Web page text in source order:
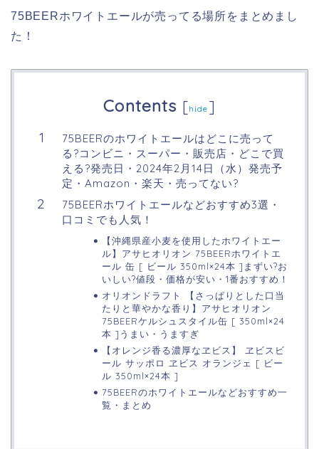
75BEERホワイトエールが売ってる場所をまとめまし
た！
Contents [hide ]
75BEERのホワイトエールはどこに売って
る?コンビニ・スーパー・販売店・どこで買
える?発売日・2024年2月14日（水）発売予
定・Amazon・楽天・売ってない?
75BEERホワイトエールなどおすすめ3選・
口コミでも人気！
【沖縄県産小麦を使用したホワイトエー
ル】アサヒオリオン 75BEERホワイトエ
ール 缶 [ ビール 350ml×24本 ]まずい?お
いしい?値段・価格が安い・1番おすすめ！
オリオンドラフト 【さっぱりとした口当
たりと華やかな香り】アサヒオリオン
75BEERケルシュスタイル缶 [ 350ml×24
本 ]うまい・うますぎ
【オレンジ香る濃厚なヱビス】 ヱビスビ
ール サッポロ ヱビス オランジェ [ ビー
ル 350ml×24本 ]
75BEERのホワイトエールなどおすすめ一
覧・まとめ